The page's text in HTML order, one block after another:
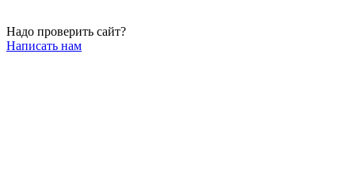
Надо проверить сайт?
Написать нам